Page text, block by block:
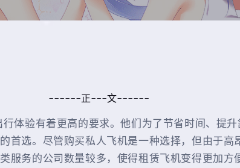
------正---文------
体验有着更高的要求。他们为了节省时间、提
首选。尽管购买私人飞机是一种选择，但由于
务的公司数量较多，使得租赁飞机变得更加方